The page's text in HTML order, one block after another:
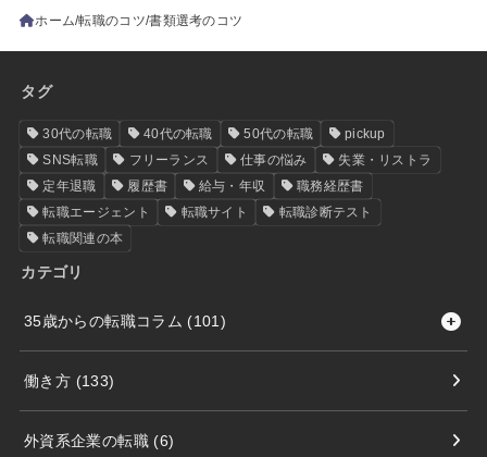
ホーム 転職のコツ 書類選考のコツ
タグ
30代の転職 40代の転職 50代の転職
pickup
SNS転職
フリーランス 仕事の悩み
失業・リストラ
定年退職
履歴書 給与・年収
職務経歴書
転職エージェント
転職サイト
転職診断テスト
転職関連の本
カテゴリ
35歳からの転職コラム (101)
働き方 (133)
外資系企業の転職 (6)